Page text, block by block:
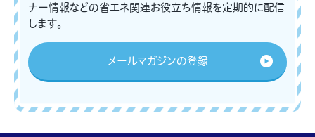
ナー情報などの省エネ関連お役立ち情報を定期的に配信
します。
メールマガジンの登録